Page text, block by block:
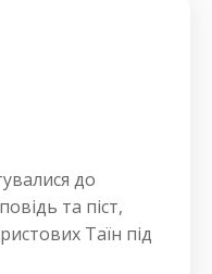
до
та піст,
Таїн під